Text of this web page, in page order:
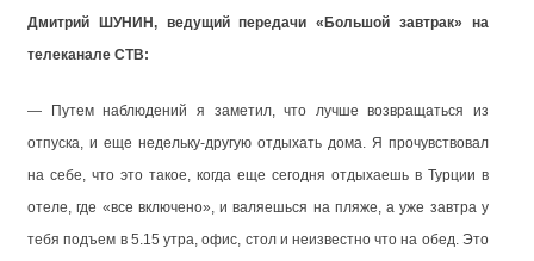
Дмитрий ШУНИН, ведущий передачи «Большой завтрак» на
телеканале СТВ:
— Путем наблюдений я заметил, что лучше возвращаться из
отпуска, и еще недельку-другую отдыхать дома. Я прочувствовал
на себе, что это такое, когда еще сегодня отдыхаешь в Турции в
отеле, где «все включено», и валяешься на пляже, а уже завтра у
тебя подъем в 5.15 утра, офис, стол и неизвестно что на обед. Это